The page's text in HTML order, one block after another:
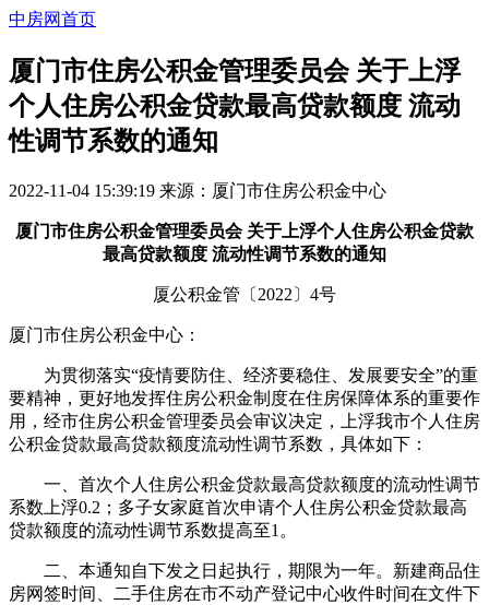
中房网首页
厦门市住房公积金管理委员会 关于上浮
个人住房公积金贷款最高贷款额度 流动
性调节系数的通知
2022-11-04 15:39:19 来源： 厦门市住房公积金中心
厦门市住房公积金管理委员会 关于上浮个人住房公积金贷款
最高贷款额度 流动性调节系数的通知
厦公积金管〔2022〕4号
厦门市住房公积金中心：
为贯彻落实“疫情要防住、经济要稳住、发展要安全”的重
要精神，更好地发挥住房公积金制度在住房保障体系的重要作
用，经市住房公积金管理委员会审议决定，上浮我市个人住房
公积金贷款最高贷款额度流动性调节系数，具体如下：
一、首次个人住房公积金贷款最高贷款额度的流动性调节
系数上浮0.2；多子女家庭首次申请个人住房公积金贷款最高
贷款额度的流动性调节系数提高至1。
二、本通知自下发之日起执行，期限为一年。新建商品住
房网签时间、二手住房在市不动产登记中心收件时间在文件下